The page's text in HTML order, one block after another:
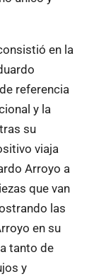
en la
referencia
y la
su
viaja
Arroyo a
que van
las
en su
tanto de
y